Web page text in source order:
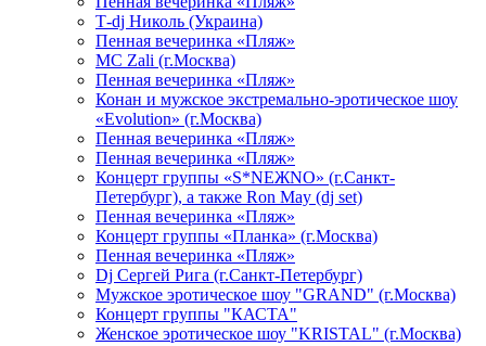
Т-dj Николь (Украина)
Пенная вечеринка «Пляж»
МС Zali (г.Москва)
Пенная вечеринка «Пляж»
Конан и мужское экстремально-эротическое шоу
«Evolution» (г.Москва)
Пенная вечеринка «Пляж»
Пенная вечеринка «Пляж»
Концерт группы «S*NEЖNO» (г.Санкт-
Петербург), а также Ron May (dj set)
Пенная вечеринка «Пляж»
Концерт группы «Планка» (г.Москва)
Пенная вечеринка «Пляж»
Dj Сергей Рига (г.Санкт-Петербург)
Мужское эротическое шоу "GRAND" (г.Москва)
Концерт группы "КАСТА"
Женское эротическое шоу "KRISTAL" (г.Москва)